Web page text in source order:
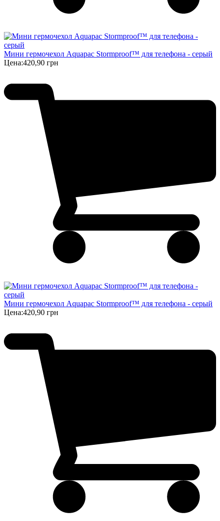
Мини гермочехол Aquapac Stormproof™ для телефона - серый
Цена:420,90 грн
Мини гермочехол Aquapac Stormproof™ для телефона - серый
Цена:420,90 грн